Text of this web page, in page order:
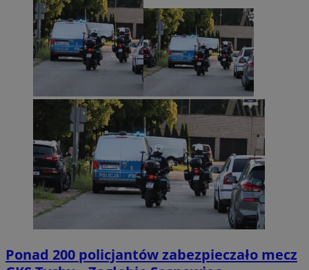
Ponad 200 policjantów zabezpieczało mecz